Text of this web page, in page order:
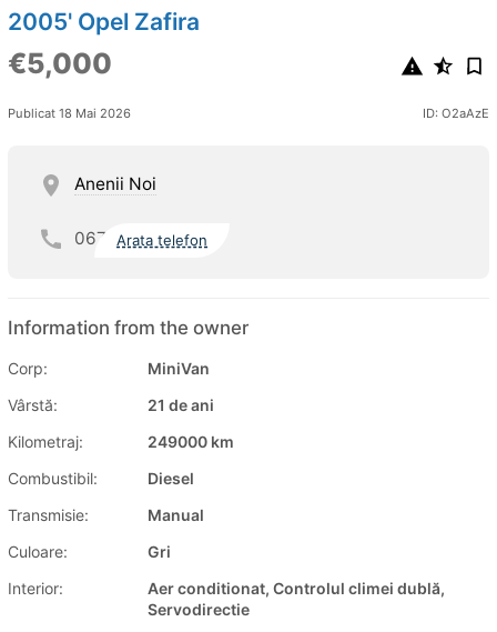
2005' Opel Zafira
€5,000
Publicat 18 Mai 2026 ID: O2aAzE
Anenii Noi
067 Arata telefon
Information from the owner
Corp:
MiniVan
Vârstă:
21 de ani
Kilometraj:
249000 km
Combustibil:
Diesel
Transmisie:
Manual
Culoare:
Gri
Interior:
Aer conditionat, Controlul climei dublă,
Servodirectie